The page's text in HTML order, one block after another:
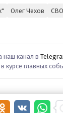
Олег Чехов СВО
наш канал в
курсе главных